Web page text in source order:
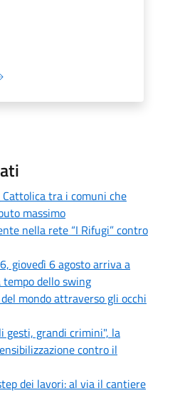
tra i comuni che
massimo
nella rete “I Rifugi” contro
giovedì 6 agosto arriva a
dello swing
mondo attraverso gli occhi
gesti, grandi crimini", la
contro il
dei lavori: al via il cantiere